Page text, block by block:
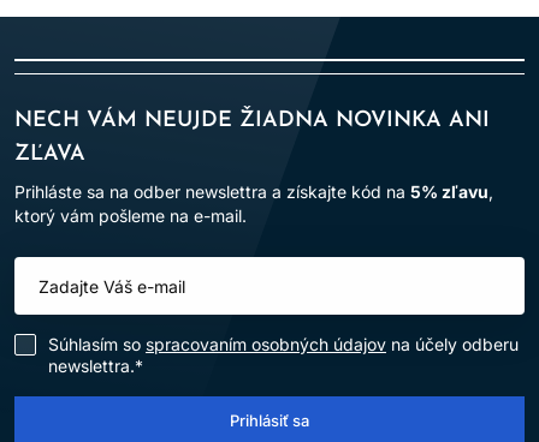
NECH VÁM NEUJDE ŽIADNA NOVINKA ANI
ZĽAVA
Prihláste sa na odber newslettra a získajte kód na 5% zľavu,
ktorý vám pošleme na e-mail.
Súhlasím so spracovaním osobných údajov na účely odberu
newslettra.*
Prihlásiť sa